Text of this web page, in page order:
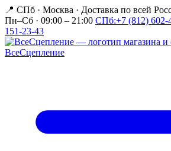
📍 СПб · Москва · Доставка по всей
Пн–Сб · 09:00 – 21:00 СПб:+7 (812) 602-
151-23-43
ВсеСцепление